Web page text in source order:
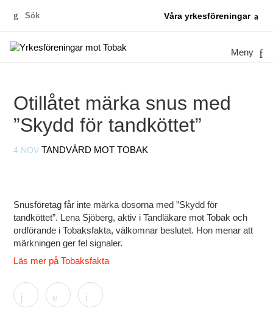
Sök
Våra yrkesföreningar
Meny
Otillåtet märka snus med
”Skydd för tandköttet”
4 NOV TANDVÅRD MOT TOBAK
Snusföretag får inte märka dosorna med ”Skydd för
tandköttet”. Lena Sjöberg, aktiv i Tandläkare mot Tobak och
ordförande i Tobaksfakta, välkomnar beslutet. Hon menar att
märkningen ger fel signaler.
Läs mer på Tobaksfakta